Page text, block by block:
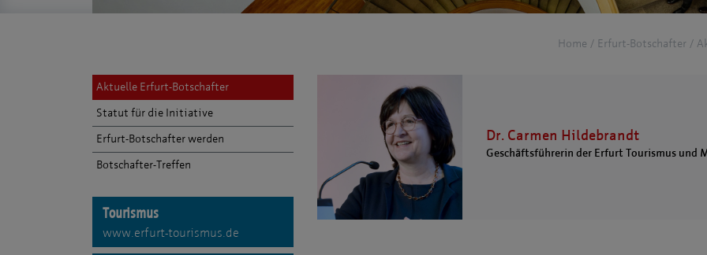
Home Erfurt-Botschafter
Aktuelle Erfurt-Botschafter
Statut für die Initiative
Erfurt-Botschafter werden
Botschafter-Treffen
Tourismus
www.erfurt-tourismus.de
Dr. Carmen Hildebrandt
Geschäftsführerin der Erfurt Tourismus und